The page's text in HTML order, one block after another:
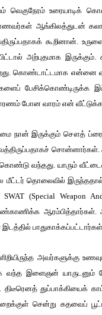
வெகுநேரம் உரையாடிக்
ஆங்கிலத்துடன்
கூறினான்.
அற்புதமாக
கொண்டாட்டமாக என்னை
பேசிக்கொண்டிருக்க
போன வாரம் என்
நான் இருக்கும் சௌத்
சொன்னார்கள்.
வந்தது. யாரும்
மீட்டர் தொலைவில்
SWAT (Special Weapon
ஆரம்பித்தார்கள்.
அவர்களுக்கு
வந்த இளைஞன் யாருடனும்
திடீரெனத் துப்பாக்கியைக்
சென்று கதவைப்